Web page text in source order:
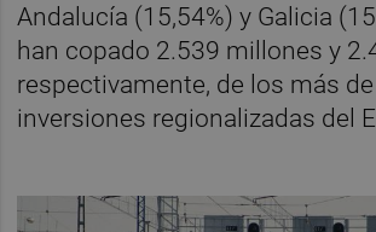
Andalucía (15,54%) y Galicia
han copado 2.539 millones y
respectivamente, de los más
inversiones regionalizadas del